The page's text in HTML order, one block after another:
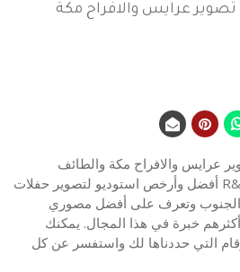
تصوير عرايس والافراح مكة
عرايس والافراح مكة والطائف
والجنوب – اختر من خلال R&B أفضل وأرخص استوديو لتصوير حفلات
وتعرف على أفضل مصوري
خبرة في هذا المجال. يمكنك
التي حددناها لك واستفسر عن كل